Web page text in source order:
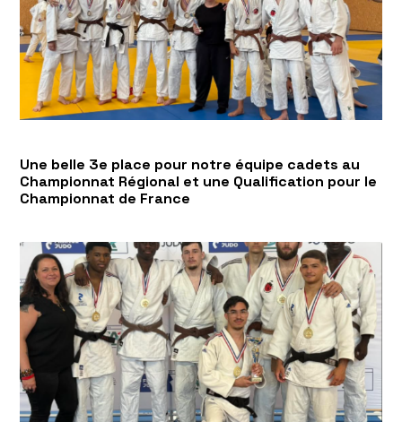
Une belle 3e place pour notre équipe cadets au
Championnat Régional et une Qualification pour le
Championnat de France